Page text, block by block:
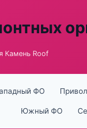
Камень Roof
ФО
Южный ФО